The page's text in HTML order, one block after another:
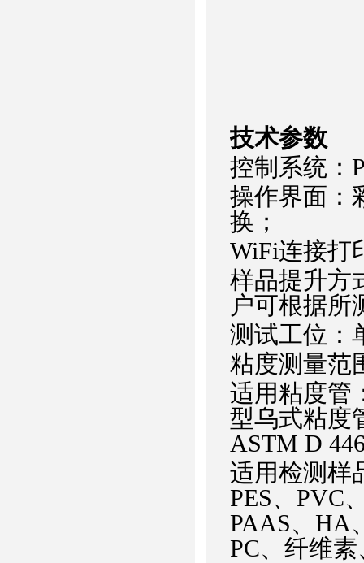
技术参数
控制系统：
操作界面：
换；
WiFi连接打
样品提升方
户可根据所
测试工位：
粘度测量范
适用粘度管
型乌式粘度
ASTM D
适用检测样
PES、PVC
PAAS、HA
PC、纤维